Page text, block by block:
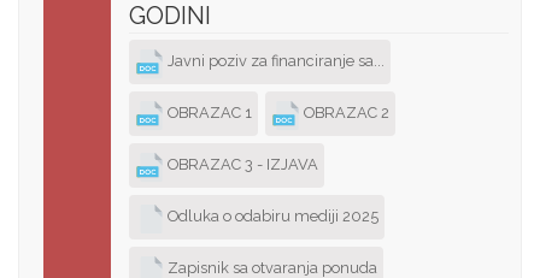
GODINI
Javni poziv za financiranje sa...
OBRAZAC 1 OBRAZAC 2
OBRAZAC 3 - IZJAVA
Odluka o odabiru mediji 2025
Zapisnik sa otvaranja ponuda